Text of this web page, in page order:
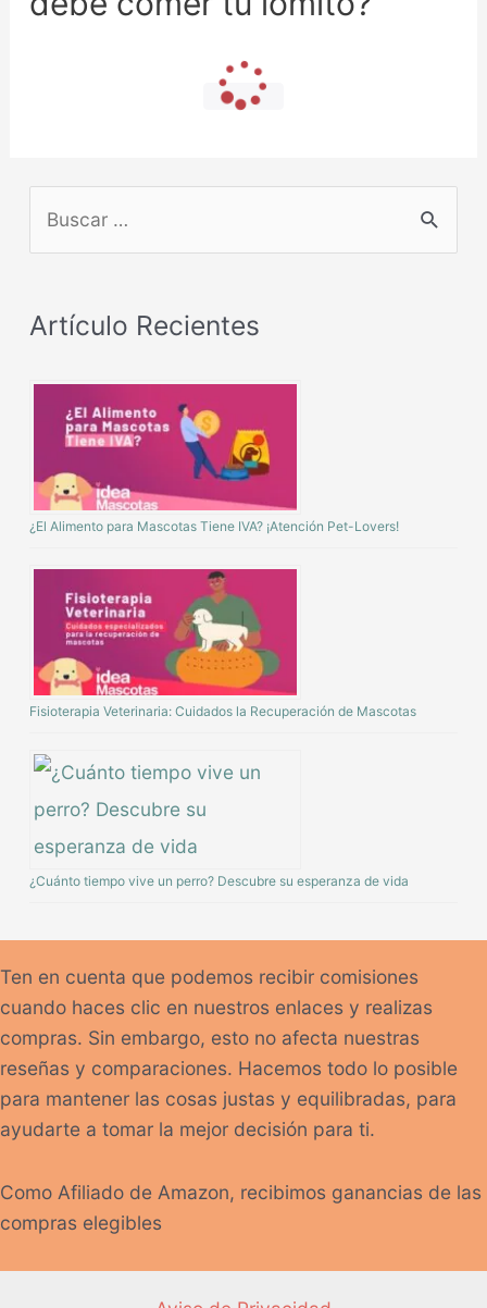
Artículo Recientes
¿El Alimento para Mascotas Tiene IVA? ¡Atención Pet-Lovers!
Fisioterapia Veterinaria: Cuidados la Recuperación de Mascotas
¿Cuánto tiempo vive un perro? Descubre su esperanza de vida
Ten en cuenta que podemos recibir comisiones
cuando haces clic en nuestros enlaces y realizas
compras. Sin embargo, esto no afecta nuestras
reseñas y comparaciones. Hacemos todo lo posible
para mantener las cosas justas y equilibradas, para
ayudarte a tomar la mejor decisión para ti.
Como Afiliado de Amazon, recibimos ganancias de las
compras elegibles